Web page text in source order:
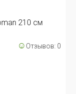
210 см
☺Отзывов: 0